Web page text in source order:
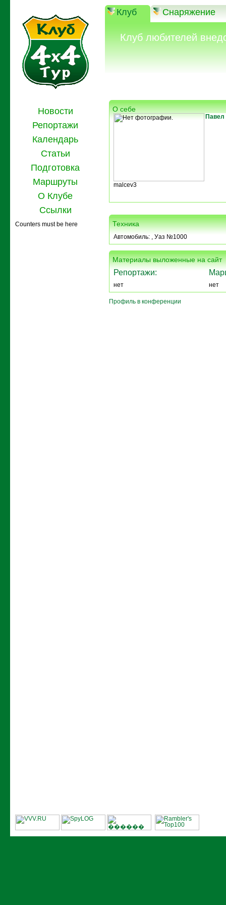
Клуб Снаряжение
Клуб любителей
Новости
Репортажи
Календарь
Статьи
Подготовка
Маршруты
О Клубе
Ссылки
Counters must be here
О себе
malcev3
Павел
Техника
Автомобиль: , Уаз №1000
Материалы выложенные на сайт
Репортажи:
нет нет
Профиль в конференции